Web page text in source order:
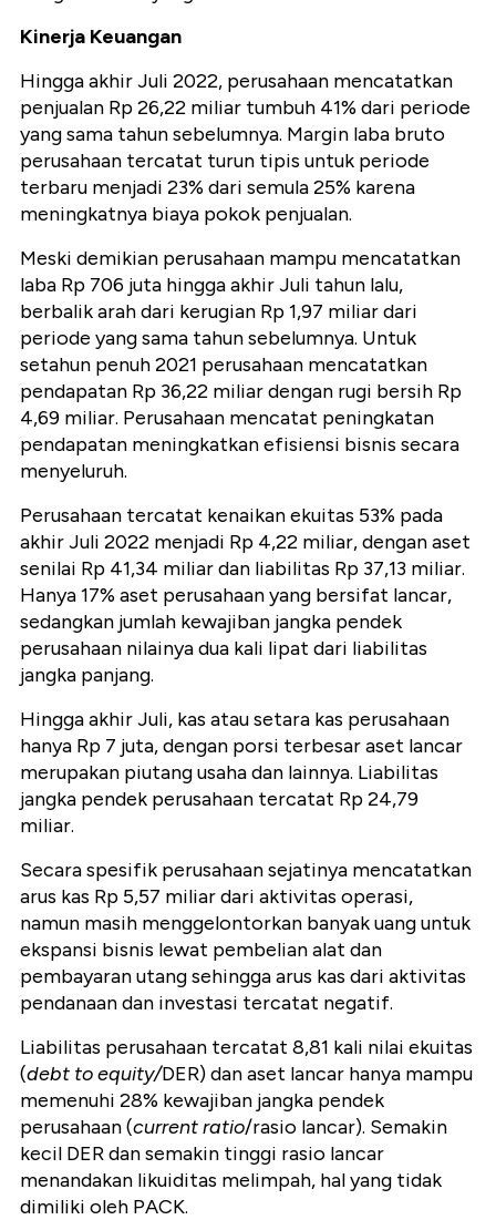
Kinerja Keuangan
Hingga akhir Juli 2022, perusahaan mencatatkan
penjualan Rp 26,22 miliar tumbuh 41% dari periode
yang sama tahun sebelumnya. Margin laba bruto
perusahaan tercatat turun tipis untuk periode
terbaru menjadi 23% dari semula 25% karena
meningkatnya biaya pokok penjualan.
Meski demikian perusahaan mampu mencatatkan
laba Rp 706 juta hingga akhir Juli tahun lalu,
berbalik arah dari kerugian Rp 1,97 miliar dari
periode yang sama tahun sebelumnya. Untuk
setahun penuh 2021 perusahaan mencatatkan
pendapatan Rp 36,22 miliar dengan rugi bersih Rp
4,69 miliar. Perusahaan mencatat peningkatan
pendapatan meningkatkan efisiensi bisnis secara
menyeluruh.
Perusahaan tercatat kenaikan ekuitas 53% pada
akhir Juli 2022 menjadi Rp 4,22 miliar, dengan aset
senilai Rp 41,34 miliar dan liabilitas Rp 37,13 miliar.
Hanya 17% aset perusahaan yang bersifat lancar,
sedangkan jumlah kewajiban jangka pendek
perusahaan nilainya dua kali lipat dari liabilitas
jangka panjang.
Hingga akhir Juli, kas atau setara kas perusahaan
hanya Rp 7 juta, dengan porsi terbesar aset lancar
merupakan piutang usaha dan lainnya. Liabilitas
jangka pendek perusahaan tercatat Rp 24,79
miliar.
Secara spesifik perusahaan sejatinya mencatatkan
arus kas Rp 5,57 miliar dari aktivitas operasi,
namun masih menggelontorkan banyak uang untuk
ekspansi bisnis lewat pembelian alat dan
pembayaran utang sehingga arus kas dari aktivitas
pendanaan dan investasi tercatat negatif.
Liabilitas perusahaan tercatat 8,81 kali nilai ekuitas
(debt to equity/DER) dan aset lancar hanya mampu
memenuhi 28% kewajiban jangka pendek
perusahaan (current ratio/rasio lancar). Semakin
kecil DER dan semakin tinggi rasio lancar
menandakan likuiditas melimpah, hal yang tidak
dimiliki oleh PACK.